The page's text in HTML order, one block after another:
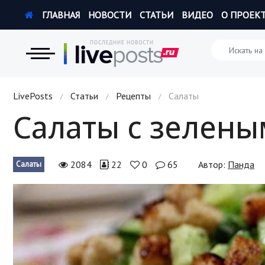
Новости
Экономика
Происшествия
Hi-Tech. Интернет
Россия
Наука и техника
Политика
ГЛАВНАЯ НОВОСТИ СТАТЬИ ВИДЕО О
LivePosts / Статьи / Рецепты / Салаты
Салаты с
Салаты 2084 22 0 65 Автор: Панда